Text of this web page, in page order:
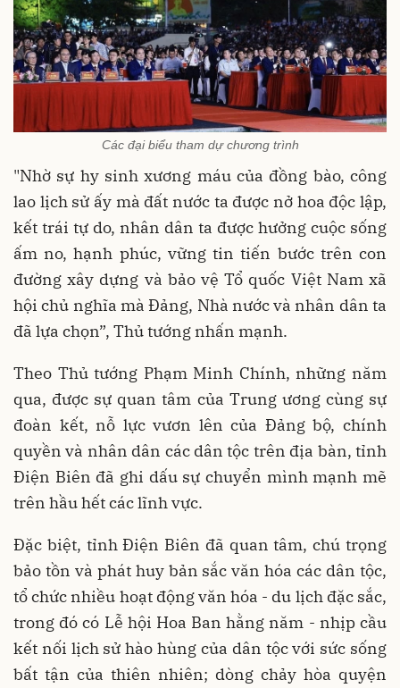
Các đại biểu tham dự chương trình
"Nhờ sự hy sinh xương máu của đồng bào, công
lao lịch sử ấy mà đất nước ta được nở hoa độc lập,
kết trái tự do, nhân dân ta được hưởng cuộc sống
ấm no, hạnh phúc, vững tin tiến bước trên con
đường xây dựng và bảo vệ Tổ quốc Việt Nam xã
hội chủ nghĩa mà Đảng, Nhà nước và nhân dân ta
đã lựa chọn”, Thủ tướng nhấn mạnh.
Theo Thủ tướng Phạm Minh Chính, những năm
qua, được sự quan tâm của Trung ương cùng sự
đoàn kết, nỗ lực vươn lên của Đảng bộ, chính
quyền và nhân dân các dân tộc trên địa bàn, tỉnh
Điện Biên đã ghi dấu sự chuyển mình mạnh mẽ
trên hầu hết các lĩnh vực.
Đặc biệt, tỉnh Điện Biên đã quan tâm, chú trọng
bảo tồn và phát huy bản sắc văn hóa các dân tộc,
tổ chức nhiều hoạt động văn hóa - du lịch đặc sắc,
trong đó có Lễ hội Hoa Ban hằng năm - nhịp cầu
kết nối lịch sử hào hùng của dân tộc với sức sống
bất tận của thiên nhiên; dòng chảy hòa quyện